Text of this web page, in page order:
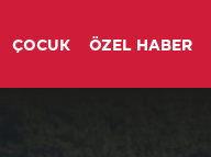
ÇOCUK ÖZEL HABER